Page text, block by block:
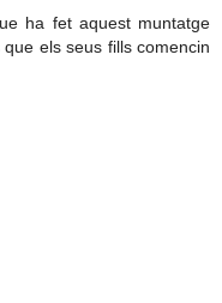
ha fet aquest muntatge
els seus fills comencin